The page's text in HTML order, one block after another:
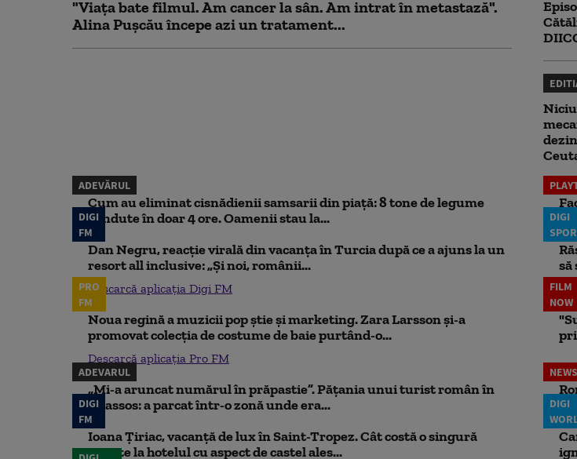
"Viața bate filmul. Am cancer la sân. Am intrat în metastază".
Alina Pușcău începe azi un tratament...
ADEVĂRUL
Cum au eliminat cisnădienii samsarii din piață: 8 tone de legume
vândute în doar 4 ore. Oamenii stau la...
DIGI
FM
Dan Negru, reacție virală din vacanța în Turcia după ce a ajuns la un
resort all inclusive: „Și noi, românii...
Descarcă aplicația Digi FM
DIGI
să
PRO
FM
Noua regină a muzicii pop știe și marketing. Zara Larsson și-a
promovat colecția de costume de baie purtând-o...
Descarcă aplicația Pro FM
FILM
NOW
ADEVARUL
„Mi-a aruncat numărul în prăpastie”. Pățania unui turist român în
Thassos: a parcat într-o zonă unde era...
DIGI
FM
Ioana Țiriac, vacanță de lux în Saint-Tropez. Cât costă o singură
noapte la hotelul cu aspect de castel ales...
DIGI